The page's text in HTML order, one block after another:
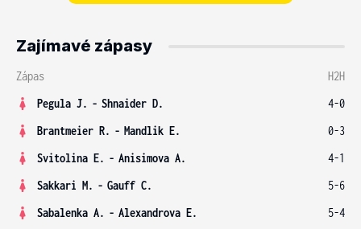
Zajímavé zápasy
Zápas
H2H
Pegula J. - Shnaider D.
4-0
Brantmeier R. - Mandlik E.
0-3
Svitolina E. - Anisimova A.
4-1
Sakkari M. - Gauff C.
5-6
Sabalenka A. - Alexandrova E.
5-4